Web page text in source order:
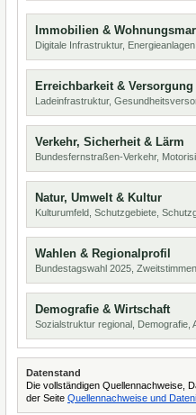
Immobilien &
Digitale Infrastruktur,
Erreichbarkeit & Versorgung
Ladeinfrastruktur,
Verkehr, Sicherheit & Lärm
Bundesfernstraßen-Verkehr,
Natur, Umwelt & Kultur
Kulturumfeld, Schutzgebiete,
Wahlen & Regionalprofil
Bundestagswahl 2025,
Demografie & Wirtschaft
Sozialstruktur regional, Demografie,
Datenstand
Die vollständigen Quellennachweise,
der Seite Quellennachweise und